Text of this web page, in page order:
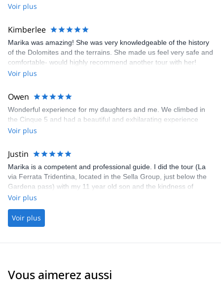
anxious. Our 5 year old was completely enamored with Marika &
person I felt safe the entire time and she was appropriately
cautious as you would want anyone to be with your children.
Highly highly recommended!!
Voir plus
Kimberlee
Marika was amazing! She was very knowledgeable of the history
of the Dolomites and the terrains. She made us feel very safe and
comfortable- would highly recommend another tour with her!
Excellent guide and highlight of our Italy trip!
Voir plus
Owen
Wonderful experience for my daughters and me. We climbed in
the Cinque 5 and had a beautiful and exhilarating experience
Voir plus
Justin
Marika is a competent and professional guide. I did the tour (La
via Ferrata Tridentina, located in the Sella Group, just below the
Gardena pass) with my 11 year old son and the kindness of
marika's was truly commendable. ****really recommended****
Voir plus
Voir plus
Vous aimerez aussi